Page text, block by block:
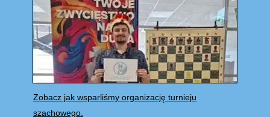
Zobacz jak wsparliśmy organizację turnieju
szachowego.